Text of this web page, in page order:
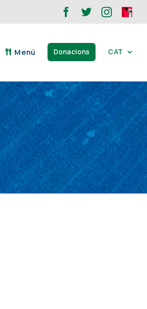
Facebook
Twitter ONA
XOP
Menú Donacions CAT